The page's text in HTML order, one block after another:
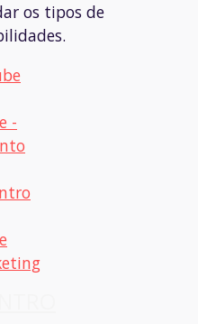
os tipos de